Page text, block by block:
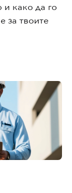
и како да го
за твоите